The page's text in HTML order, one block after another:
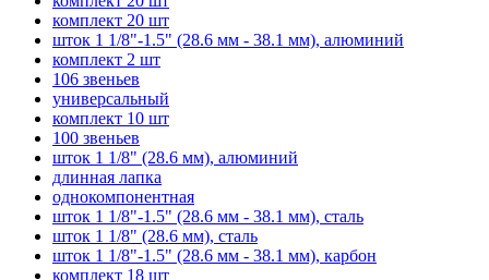
комплект 20 шт
шток 1 1/8"-1.5" (28.6 мм - 38.1 мм), алюминий
комплект 2 шт
106 звеньев
универсальный
комплект 10 шт
100 звеньев
шток 1 1/8" (28.6 мм), алюминий
длинная лапка
однокомпонентная
шток 1 1/8"-1.5" (28.6 мм - 38.1 мм), сталь
шток 1 1/8" (28.6 мм), сталь
шток 1 1/8"-1.5" (28.6 мм - 38.1 мм), карбон
комплект 18 шт